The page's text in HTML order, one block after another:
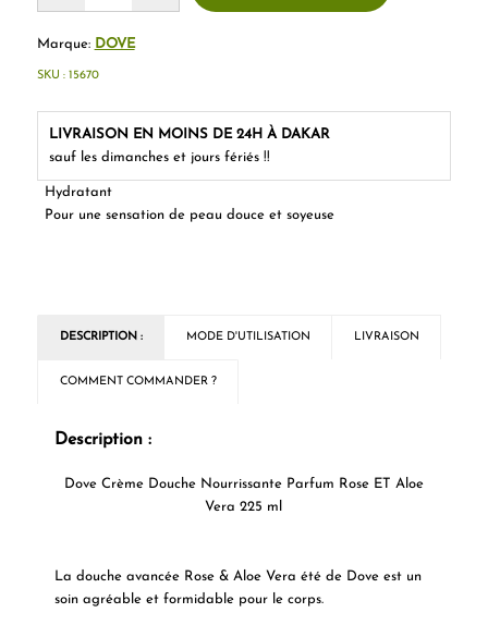
Hydratant
Pour une sensation de peau douce et soyeuse
Marque: DOVE
LIVRAISON EN MOINS DE 24H À DAKAR
sauf les dimanches et jours fériés !!
SKU : 15670
DESCRIPTION : MODE D'UTILISATION LIVRAISON
COMMENT COMMANDER ?
Description :
Dove Crème Douche Nourrissante Parfum Rose ET Aloe
Vera 225 ml
La douche avancée Rose & Aloe Vera été de Dove est un
soin agréable et formidable pour le corps.